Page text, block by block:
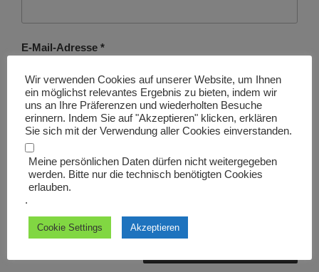
E-Mail-Adresse *
Website
Name, E-Mail-Adresse und Website in diesem Browser
Wir verwenden Cookies auf unserer Website, um Ihnen
ein möglichst relevantes Ergebnis zu bieten, indem wir
uns an Ihre Präferenzen und wiederholten Besuche
erinnern. Indem Sie auf "Akzeptieren" klicken, erklären
Sie sich mit der Verwendung aller Cookies einverstanden.
Meine persönlichen Daten dürfen nicht weitergegeben
werden. Bitte nur die technisch benötigten Cookies
erlauben.
.
Cookie Settings Akzeptieren